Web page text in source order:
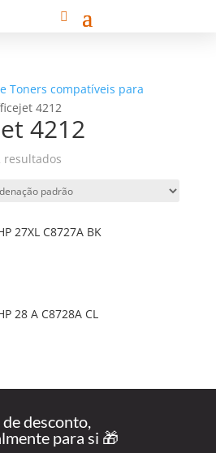
Toners compatíveis para
4212
4212
resultados
27XL C8727A BK
28 A C8728A CL
de desconto,
para si 🎁